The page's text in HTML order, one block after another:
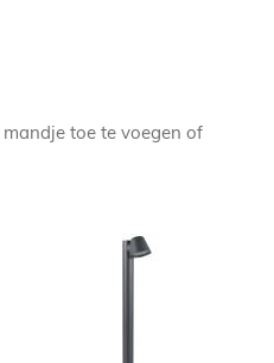
toe te voegen of